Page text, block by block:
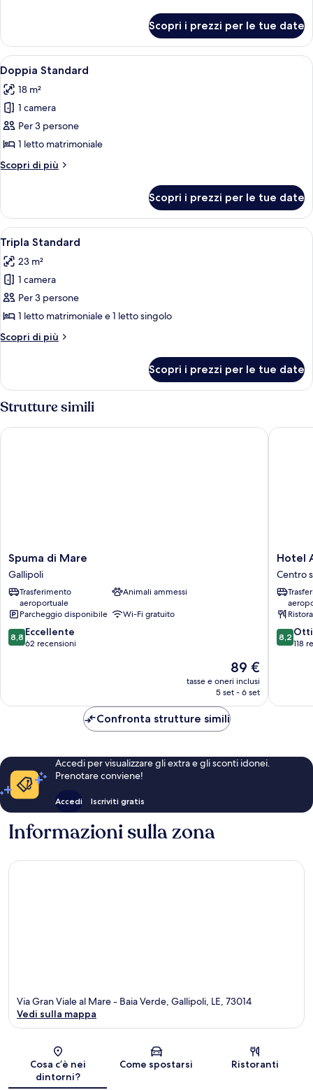
Standard
Scopri i prezzi per le tue date
Apri
tutte
le
foto
per
Doppia
Standard
Una cassaforte in camera, una
5
Doppia Standard
18 m²
1 camera
Per 3 persone
1 letto matrimoniale
Scopri di più
Altri
Standard
Scopri i prezzi per le tue date
Apri
tutte
le
foto
per
Tripla
Standard
Una cassaforte in camera, una
5
Tripla Standard
23 m²
1 camera
Per 3 persone
1 letto matrimoniale e 1 letto singolo
Scopri di più
Altri
Standard
Scopri i prezzi per le tue date
Strutture simili
Spuma
di
Mare
Gallipoli
Spuma di Mare
Gallipoli
Trasferimento
aeroportuale
Animali ammessi
Parcheggio disponibile
Wi-Fi gratuito
8.8
su
8,8 Eccellente
62 recensioni
Il
prezzo
attuale
89 €
89 €
tasse e oneri inclusi
5 set - 6 set
Spuma di Mare
Hotel
Al
Centro
storico
di
Gallipoli
Hotel
Centro
8.2
su
8,2
118
Hotel Al
Confronta strutture simili
Accedi per visualizzare gli extra e gli sconti idonei.
Prenotare conviene!
Accedi Iscriviti gratis
Informazioni sulla zona
Mappa
Via Gran Viale al Mare - Baia Verde, Gallipoli, LE, 73014
Vedi sulla mappa
Cosa c’è nei
dintorni?
Come spostarsi Ristoranti